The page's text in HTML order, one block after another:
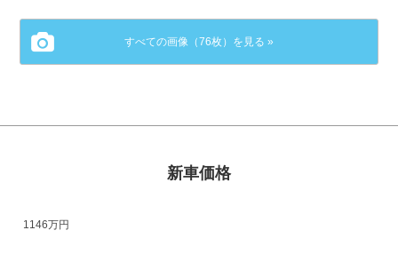
すべての画像（76枚）を見る »
新車価格
1146万円